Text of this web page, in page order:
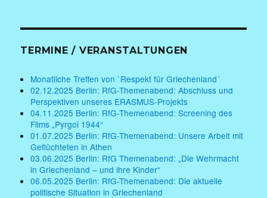
TERMINE / VERANSTALTUNGEN
Monatliche Treffen von `Respekt für Griechenland´
02.12.2025 Berlin: RfG-Themenabend: Abschluss und
Perspektiven unseres ERASMUS-Projekts
04.11.2025 Berlin: RfG-Themenabend: Screening des
Films „Pyrgoi 1944“
01.07.2025 Berlin: RfG-Themenabend: Unsere Arbeit mit
Geflüchteten in Athen
03.06.2025 Berlin: RfG Themenabend: „Die Wehrmacht
in Griechenland – und ihre Kinder“
06.05.2025 Berlin: RfG-Themenabend: Die aktuelle
politische Situation in Griechenland